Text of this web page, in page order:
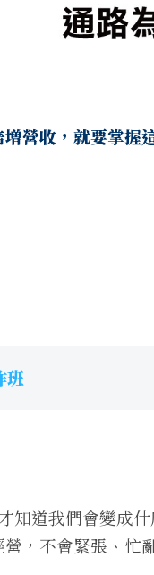
營收，就要掌握
班
知道我們會變成
，不會緊張、忙